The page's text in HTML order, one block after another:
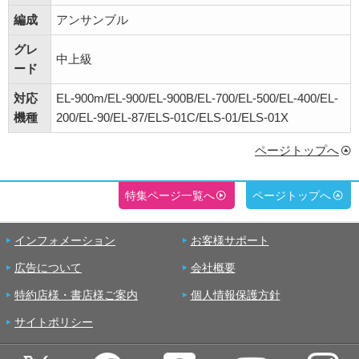
編成 アンサンブル
グレ
ード
中上級
対応
機種
EL-900m/EL-900/EL-900B/EL-700/EL-500/EL-400/EL-
200/EL-90/EL-87/ELS-01C/ELS-01/ELS-01X
ページトップへ
特集ページ一覧へ ページトップへ
インフォメーション お客様サポート
広告について 会社概要
特約店様・書店様ご案内 個人情報保護方針
サイトポリシー